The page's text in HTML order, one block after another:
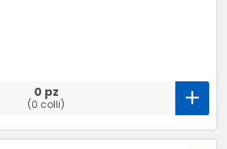
0 pz
(0 colli)